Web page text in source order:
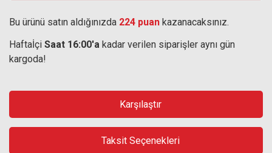
Bu ürünü satın aldığınızda 224 puan kazanacaksınız.
Haftaİçi Saat 16:00'a kadar verilen siparişler aynı gün
kargoda!
Karşılaştır
Taksit Seçenekleri